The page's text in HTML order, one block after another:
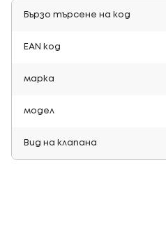
Бързо търсене на код
EAN код
марка
модел
Вид на клапана